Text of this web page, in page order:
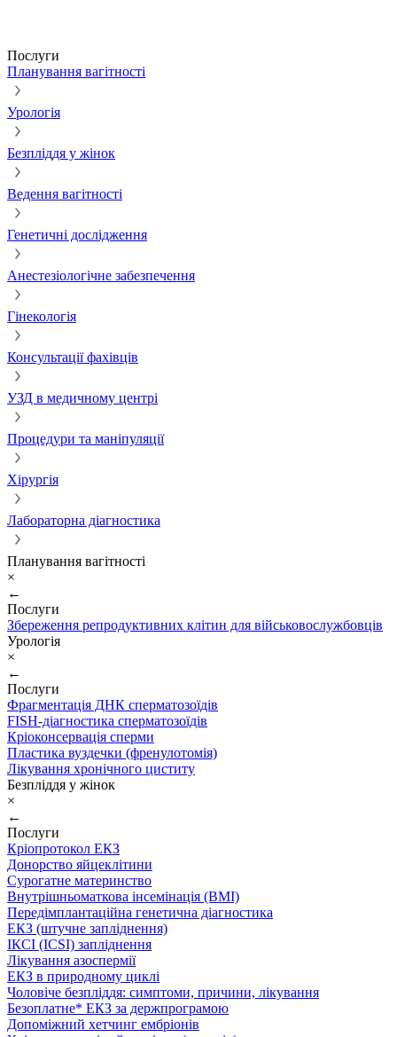
Послуги
Планування вагітності
Урологія
Безпліддя у жінок
Ведення вагітності
Генетичні дослідження
Анестезіологічне забезпечення
Гінекологія
Консультації фахівців
УЗД в медичному центрі
Процедури та маніпуляції
Хірургія
Лабораторна діагностика
Планування вагітності
×
←
Послуги
Збереження репродуктивних клітин для військовослужбовців
Урологія
×
←
Послуги
Фрагментація ДНК сперматозоїдів
FISH-діагностика сперматозоїдів
Кріоконсервація сперми
Пластика вуздечки (френулотомія)
Лікування хронічного циститу
Безпліддя у жінок
×
←
Послуги
Кріопротокол ЕКЗ
Донорство яйцеклітини
Сурогатне материнство
Внутрішньоматкова інсемінація (ВМІ)
Передімплантаційна генетична діагностика
ЕКЗ (штучне запліднення)
ІКСІ (ICSI) запліднення
Лікування азоспермії
ЕКЗ в природному циклі
Чоловіче безпліддя: симптоми, причини, лікування
Безоплатне* ЕКЗ за держпрограмою
Допоміжний хетчинг ембріонів